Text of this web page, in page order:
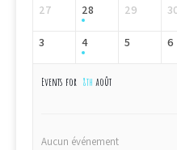
27 28 29
3 4 5 6
Events for 8th août
Aucun événement